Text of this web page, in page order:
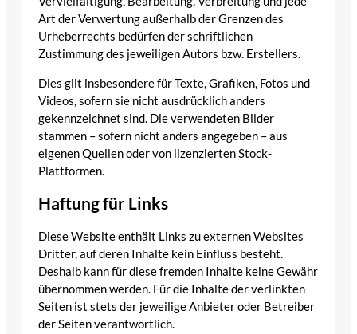
Art der Verwertung außerhalb der Grenzen des
Urheberrechts bedürfen der schriftlichen
Zustimmung des jeweiligen Autors bzw. Erstellers.
Dies gilt insbesondere für Texte, Grafiken, Fotos und
Videos, sofern sie nicht ausdrücklich anders
gekennzeichnet sind. Die verwendeten Bilder
stammen – sofern nicht anders angegeben – aus
eigenen Quellen oder von lizenzierten Stock-
Plattformen.
Haftung für Links
Diese Website enthält Links zu externen Websites
Dritter, auf deren Inhalte kein Einfluss besteht.
Deshalb kann für diese fremden Inhalte keine Gewähr
übernommen werden. Für die Inhalte der verlinkten
Seiten ist stets der jeweilige Anbieter oder Betreiber
der Seiten verantwortlich.